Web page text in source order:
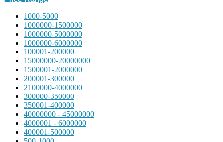
1000-5000
1000000-1500000
1000000-5000000
1000000-6000000
100001-200000
15000000-20000000
1500001-2000000
200001-300000
2100000-4000000
300000-350000
350001-400000
40000000 - 45000000
4000001 - 6000000
400001-500000